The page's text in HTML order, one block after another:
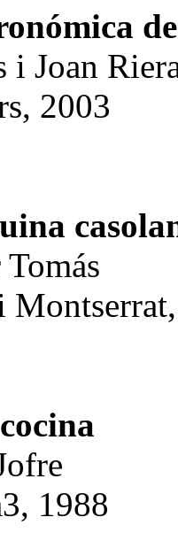
i Joan
2003
1988